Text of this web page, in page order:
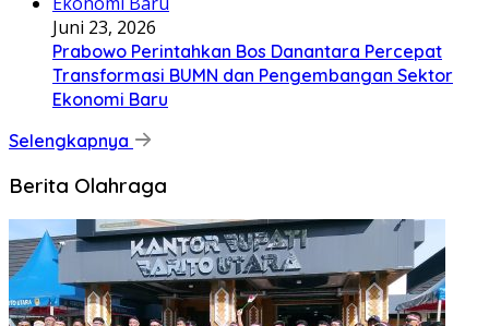
Juni 23, 2026
Prabowo Perintahkan Bos Danantara Percepat
Transformasi BUMN dan Pengembangan Sektor
Ekonomi Baru
Selengkapnya
Berita Olahraga